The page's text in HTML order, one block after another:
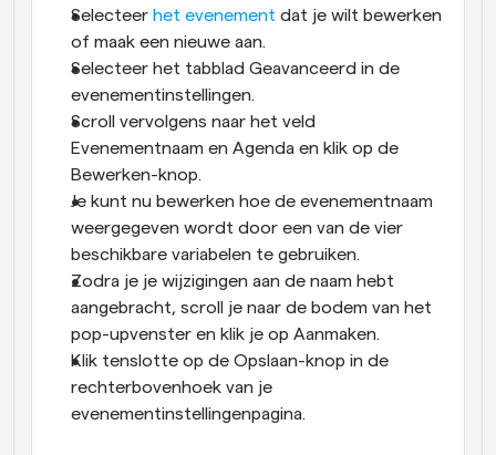
Selecteer het evenement dat je wilt bewerken
of maak een nieuwe aan.
Selecteer het tabblad Geavanceerd in de
evenementinstellingen.
Scroll vervolgens naar het veld
Evenementnaam en Agenda en klik op de
Bewerken-knop.
Je kunt nu bewerken hoe de evenementnaam
weergegeven wordt door een van de vier
beschikbare variabelen te gebruiken.
Zodra je je wijzigingen aan de naam hebt
aangebracht, scroll je naar de bodem van het
pop-upvenster en klik je op Aanmaken.
Klik tenslotte op de Opslaan-knop in de
rechterbovenhoek van je
evenementinstellingenpagina.